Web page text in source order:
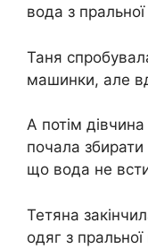
вода з
Таня
машинки, але
А потім дівчина
почала збирати
що вода не
Тетяна
одяг з